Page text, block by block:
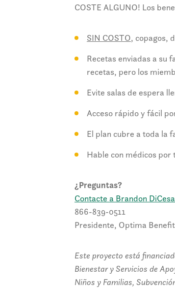
COSTE ALGUNO! Los
SIN COSTO, copagos,
Recetas enviadas a su
recetas, pero los
Evite salas de espera
Acceso rápido y fácil
El plan cubre a toda la
Hable con médicos por
¿Preguntas?
Contacte a Brandon
866-839-0511
Presidente, Optima
Este proyecto está
Bienestar y Servicios de
Niños y Familias,